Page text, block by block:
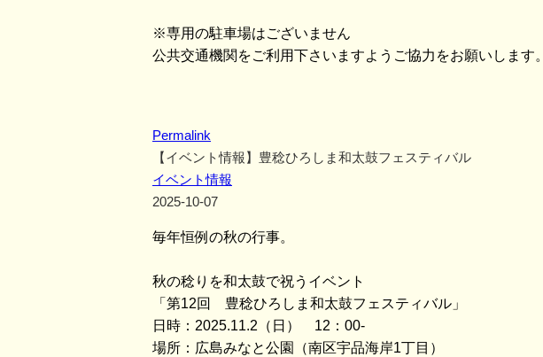
※専用の駐車場はございません
公共交通機関をご利用下さいますようご協力をお願いします。
Permalink
【イベント情報】豊稔ひろしま和太鼓フェスティバル
イベント情報
2025-10-07
毎年恒例の秋の行事。
秋の稔りを和太鼓で祝うイベント
「第12回 豊稔ひろしま和太鼓フェスティバル」
日時：2025.11.2（日） 12：00-
場所：広島みなと公園（南区宇品海岸1丁目）